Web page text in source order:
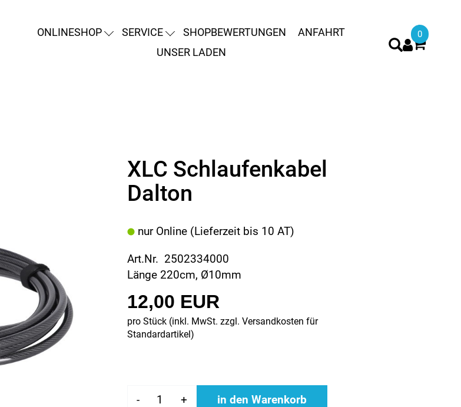
ONLINESHOP SERVICE SHOPBEWERTUNGEN
ANFAHRT
UNSER LADEN
0
XLC Schlaufenkabel
Dalton
nur Online (Lieferzeit bis 10 AT)
Art.Nr. 2502334000
Länge 220cm, Ø10mm
12,00 EUR
pro Stück (inkl. MwSt. zzgl. Versandkosten für
Standardartikel)
- + in den Warenkorb